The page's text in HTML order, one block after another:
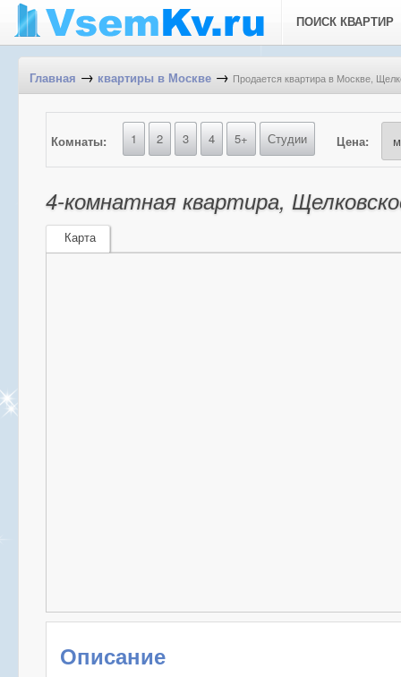
ПОИСК КВАРТИР
Главная → квартиры в Москве → Продается квартира в Москве,
Комнаты: 1 2 3 4 5+ Студии Цена:
4-комнатная квартира,
Карта
Описание